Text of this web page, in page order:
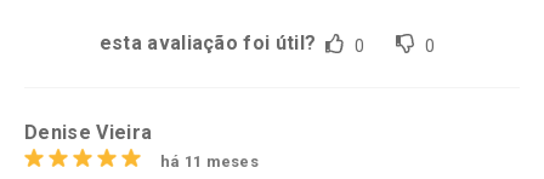
esta avaliação foi útil? 0 0
Denise Vieira
há 11 meses